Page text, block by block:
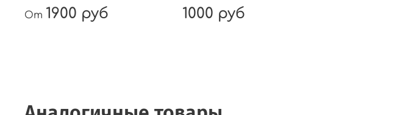
От 1900 руб 1000 руб